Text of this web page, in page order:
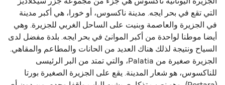
التي تقع في بحر ايجه. مدينة ناكسوس، أو خورا، هي أكبر مدينة
في الجزيرة والعاصمة وبنيت على الساحل الغربي للجزيرة. وهي
أيضا موطنا لواحدة من أكبر الموانئ في بحر ايجه. بلدة مفضل لدى
السياح ونتيجة لذلك هناك العديد من الحانات والمطاعم والمقاهي.
الجزيرة صغيرة من Palatia، والتي تمتد من البر الرئيسى
للناكسوس، هو شعار المدينة. يقع على الجزيرة الصغيرة بورتا